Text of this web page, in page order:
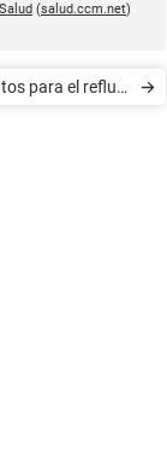
(salud.ccm.net)
para el reflujo